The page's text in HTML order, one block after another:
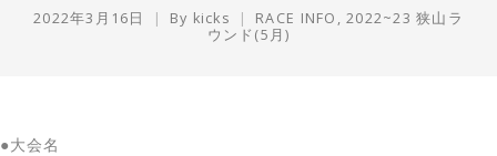
2022年3月16日 By kicks RACE INFO ,2022~23 狭山ラ
ウンド(5月)
●大会名